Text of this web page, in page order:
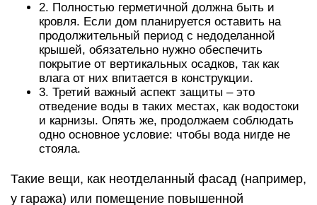
2. Полностью герметичной должна быть и
кровля. Если дом планируется оставить на
продолжительный период с недоделанной
крышей, обязательно нужно обеспечить
покрытие от вертикальных осадков, так как
влага от них впитается в конструкции.
3. Третий важный аспект защиты – это
отведение воды в таких местах, как водостоки
и карнизы. Опять же, продолжаем соблюдать
одно основное условие: чтобы вода нигде не
стояла.
Такие вещи, как неотделанный фасад (например,
у гаража) или помещение повышенной